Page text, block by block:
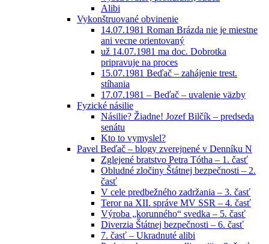
Alibi
Vykonštruované obvinenie
14.07.1981 Roman Brázda nie je miestne
ani vecne orientovaný
už 14.07.1981 ma doc. Dobrotka
pripravuje na proces
15.07.1981 Beďač – zahájenie trest.
stíhania
17.07.1981 – Beďač – uvalenie väzby
Fyzické násilie
Násilie? Žiadne! Jozef Bilčík – predseda
senátu
Kto to vymyslel?
Pavel Beďač – blogy zverejnené v Denníku N
Zglejené bratstvo Petra Tótha – 1. časť
Obludné zločiny Štátnej bezpečnosti – 2.
časť
V cele predbežného zadržania – 3. časť
Teror na XII. správe MV SSR – 4. časť
Výroba „korunného“ svedka – 5. časť
Diverzia Štátnej bezpečnosti – 6. časť
7. časť – Ukradnuté alibi